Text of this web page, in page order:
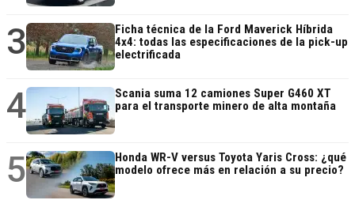
3
Ficha técnica de la Ford Maverick Híbrida
4x4: todas las especificaciones de la pick-up
electrificada
4
Scania suma 12 camiones Super G460 XT
para el transporte minero de alta montaña
5
Honda WR-V versus Toyota Yaris Cross: ¿qué
modelo ofrece más en relación a su precio?